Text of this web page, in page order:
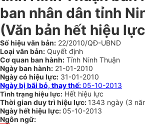
ban nhân dân tỉnh
(Văn bản hết hiệu
Số hiệu văn bản: 22/2010/QĐ-UBND
Loại văn bản: Quyết định
Cơ quan ban hành: Tỉnh Ninh Thuận
Ngày ban hành: 21-01-2010
Ngày có hiệu lực: 31-01-2010
Ngày bị bãi bỏ, thay thế:05-10-2013
Tình trạng hiệu lực: Hết hiệu lực
Thời gian duy trì hiệu lực: 1343 ngày (3
Ngày hết hiệu lực:05-10-2013
Ngôn ngữ: